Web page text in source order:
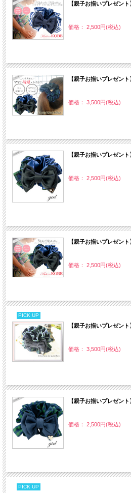
【親子お揃いプレゼン
価格： 2,500円(税込)
【親子お揃いプレゼン
価格： 3,500円(税込)
【親子お揃いプレゼン
価格： 2,500円(税込)
【親子お揃いプレゼン
価格： 2,500円(税込)
PICK UP
【親子お揃いプレゼン
価格： 3,500円(税込)
【親子お揃いプレゼン
価格： 2,500円(税込)
PICK UP